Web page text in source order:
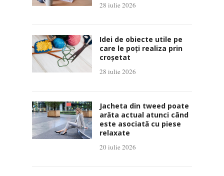
28 iulie 2026
Idei de obiecte utile pe
care le poți realiza prin
croșetat
28 iulie 2026
Jacheta din tweed poate
arăta actual atunci când
este asociată cu piese
relaxate
20 iulie 2026